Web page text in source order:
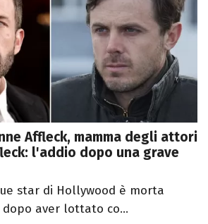
Affleck, mamma degli attori
l'addio dopo una grave
star di Hollywood è morta
aver lottato co...